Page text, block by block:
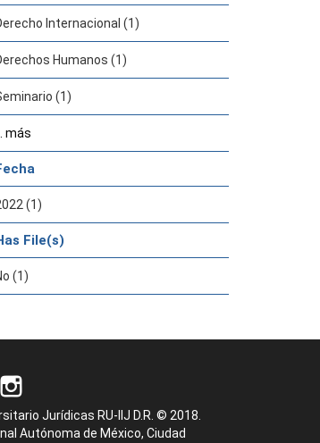
Internacional (1)
Humanos (1)
(1)
... más
(1)
File(s)
(1)
Jurídicas RU-IIJ D.R. © 2018.
Autónoma de México, Ciudad